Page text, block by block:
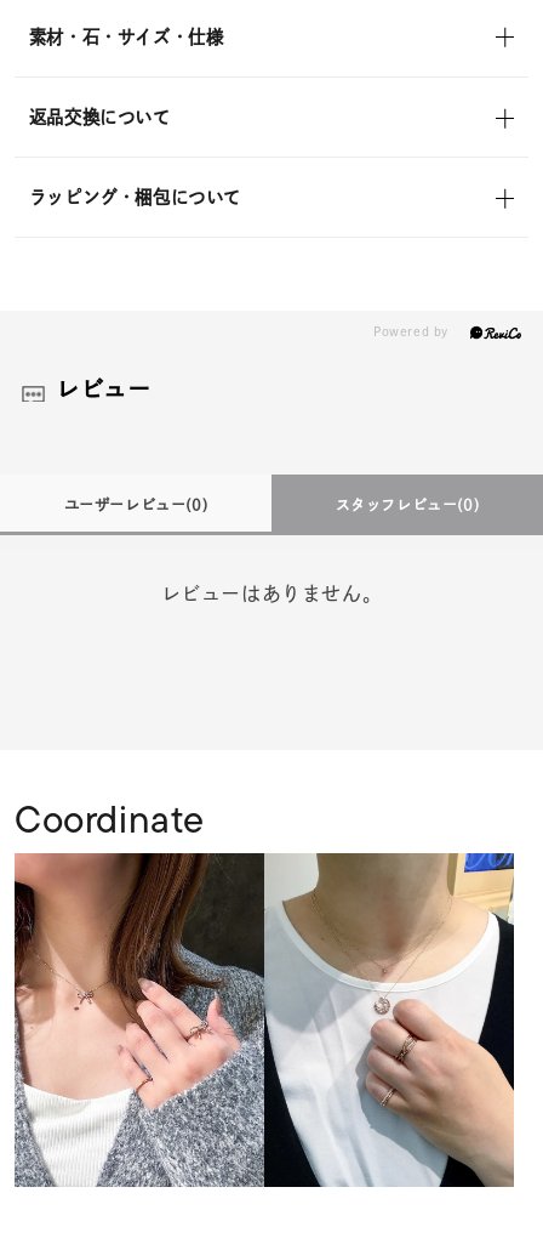
素材・石・サイズ・仕様
返品交換について
ラッピング・梱包について
レビュー
ユーザーレビュー(0) スタッフレビュー(0)
レビューはありません。
Coordinate